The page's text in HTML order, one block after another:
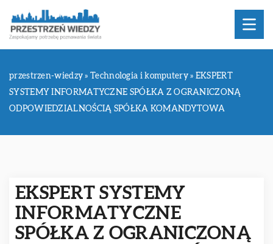
przestrzen-wiedzy »Technologia i komputery» EKSPERT
SYSTEMY INFORMATYCZNE SPÓŁKA Z OGRANICZONĄ
ODPOWIEDZIALNOŚCIĄ SPÓŁKA KOMANDYTOWA
EKSPERT SYSTEMY
INFORMATYCZNE
SPÓŁKA Z OGRANICZONĄ